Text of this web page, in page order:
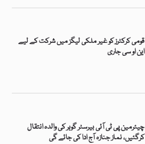
قومی کرکٹرز کو غیر ملکی لیگز میں شرکت کے لیے
این او سی جاری
چیئرمین پی ٹی آئی بیرسٹر گوہر کی والدہ انتقال
کرگئیں، نماز جنازہ آج ادا کی جائے گی